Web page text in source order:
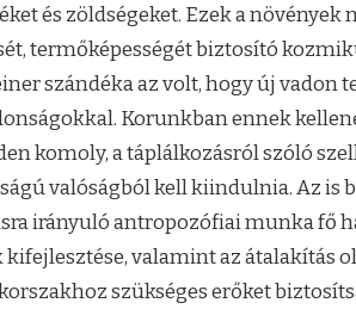
és zöldségeket. Ezek a
termőképességét biztosító
szándéka az volt, hogy új vadon
Korunkban ennek
komoly, a táplálkozásról szóló
valóságból kell kiindulnia. Az is
irányuló antropozófiai munka fő
valamint az átalakítás
szükséges erőket